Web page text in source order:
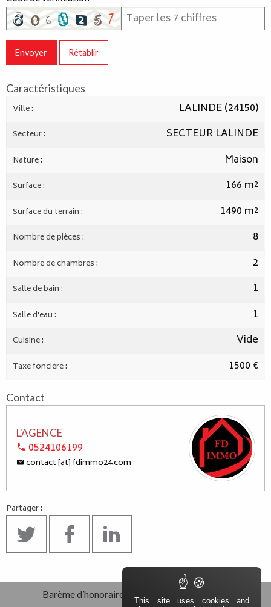
Envoyer Rétablir
Caractéristiques
Ville :
LALINDE (24150)
Secteur : SECTEUR LALINDE
Nature : Maison
Surface : 166 m²
Surface du terrain : 1490 m²
Nombre de pièces : 8
Nombre de chambres : 2
Salle de bain : 1
Salle d'eau : 1
Cuisine : Vide
Taxe foncière : 1500 €
Contact
L'AGENCE
0524106199
contact [at] fdimmo24.com
Partager :
Pied de page
Navigation secondaire
Barème d’honoraires
This site uses cookies and